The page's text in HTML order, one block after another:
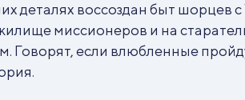
воссоздан быт шорцев с
миссионеров и на
если влюбленные